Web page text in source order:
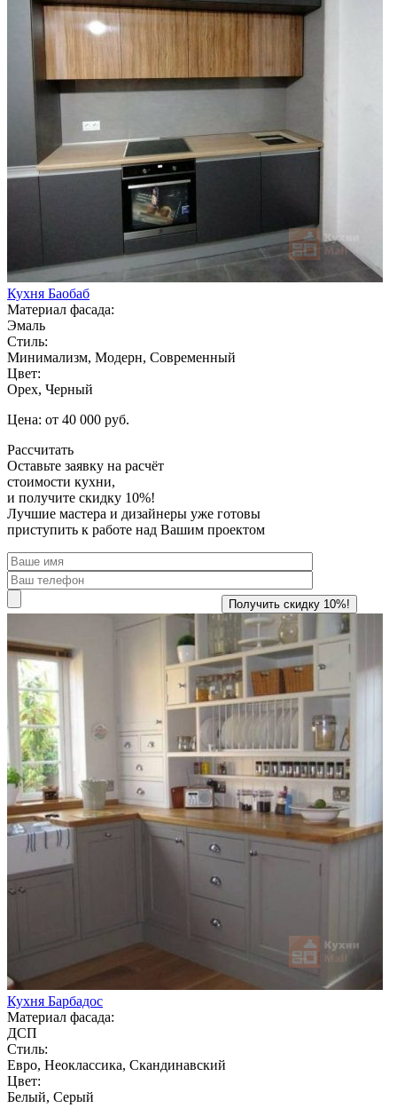
Кухня Баобаб
Материал фасада:
Эмаль
Стиль:
Минимализм, Модерн, Современный
Цвет:
Орех, Черный
Цена: от 40 000 руб.
Рассчитать
Оставьте заявку на расчёт
стоимости кухни,
и получите скидку 10%!
Лучшие мастера и дизайнеры уже готовы
приступить к работе над Вашим проектом
Кухня Барбадос
Материал фасада:
ДСП
Стиль:
Евро, Неоклассика, Скандинавский
Цвет:
Белый, Серый